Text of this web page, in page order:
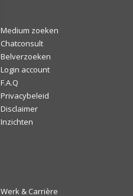
Medium zoeken
Chatconsult
Belverzoeken
Login account
F.A.Q
Privacybeleid
Disclaimer
Inzichten
Werk & Carrière